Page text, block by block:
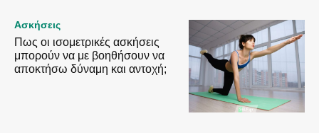
Ασκήσεις
Πως οι ισομετρικές ασκήσεις
μπορούν να με βοηθήσουν να
αποκτήσω δύναμη και αντοχή;